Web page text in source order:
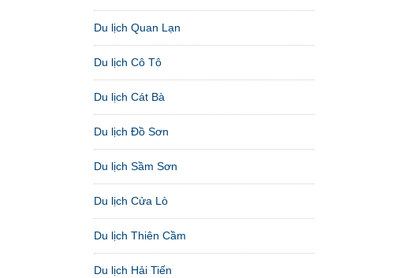
Du lịch Quan Lạn
Du lịch Cô Tô
Du lịch Cát Bà
Du lịch Đồ Sơn
Du lịch Sầm Sơn
Du lịch Cửa Lò
Du lịch Thiên Cầm
Du lịch Hải Tiến